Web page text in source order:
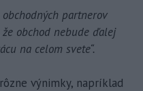
obchodných partnerov
obchod nebude ďalej
na celom svete“.
výnimky, napríklad